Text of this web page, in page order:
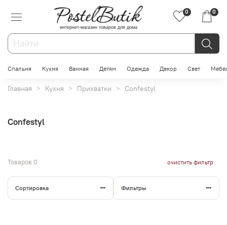
интернет-магазин товаров для дома
0 0
Спальня Кухня Ванная Детям Одежда Декор Свет
Главная Кухня Прихватки Confestyl
Confestyl
Товаров 0 очистить фильтр
Сортировка Фильтры